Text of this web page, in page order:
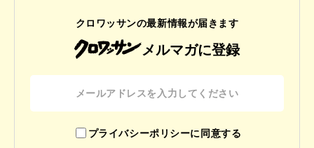
クロワッサンの最新情報が届きます
メルマガに登録
プライバシーポリシーに同意する